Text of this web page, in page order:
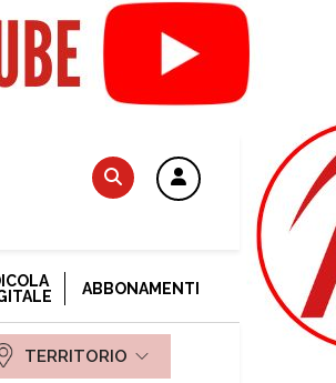
ABBONAMENTI
TERRITORIO